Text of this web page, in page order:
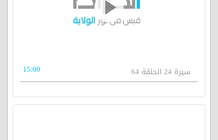
سيرة 24 الحلقة 64 15:00